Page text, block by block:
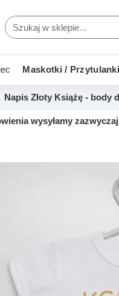
Maskotki / Przytulanki
Napis Złoty Książę - body
wysyłamy